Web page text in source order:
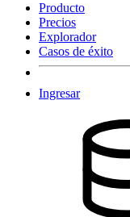
Producto
Precios
Explorador
Casos de éxito
Ingresar